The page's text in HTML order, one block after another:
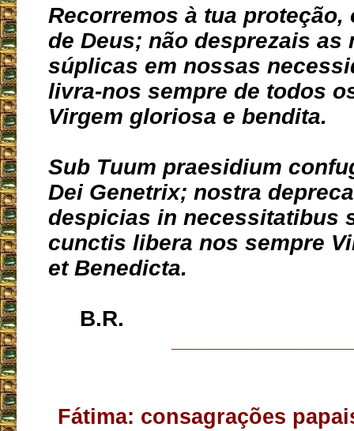
Recorremos à tua proteção,
de Deus; não desprezais as
súplicas em nossas
livra-nos sempre de todos
Virgem gloriosa e bendita.
Sub Tuum praesidium
Dei Genetrix; nostra
despicias in necessitatibus
cunctis libera nos sempre
et Benedicta.
B.R.
Fátima: consagrações